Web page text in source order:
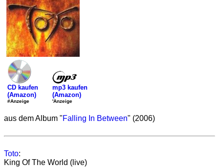
CD kaufen
(Amazon)
#Anzeige
mp3 kaufen
(Amazon)
'Anzeige
aus dem Album "Falling In Between" (2006)
Toto:
King Of The World (live)